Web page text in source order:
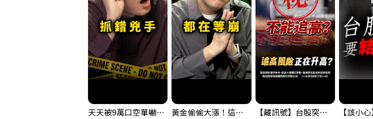
天天被9萬口空單嚇，其實你盯錯地方了｜Mr.Jimmy高志銘 #台股 #外資期貨 #融資 黃金偷偷大漲！這才是決定台股生死的「真風向球」！｜Mr.Jimmy高志銘 #黃金 #美元指數 #聯準會 【藏訊號】台股突破季線，週一我提醒了這個關鍵訊號